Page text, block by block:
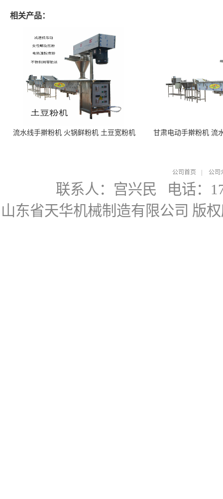
相关产品：
流水线手擀粉机 火锅鲜粉机 土豆宽粉机 甘肃电动手擀粉机 流
公司首页 公司
联系人：宫兴民 电话：
山东省天华机械制造有限公司 版